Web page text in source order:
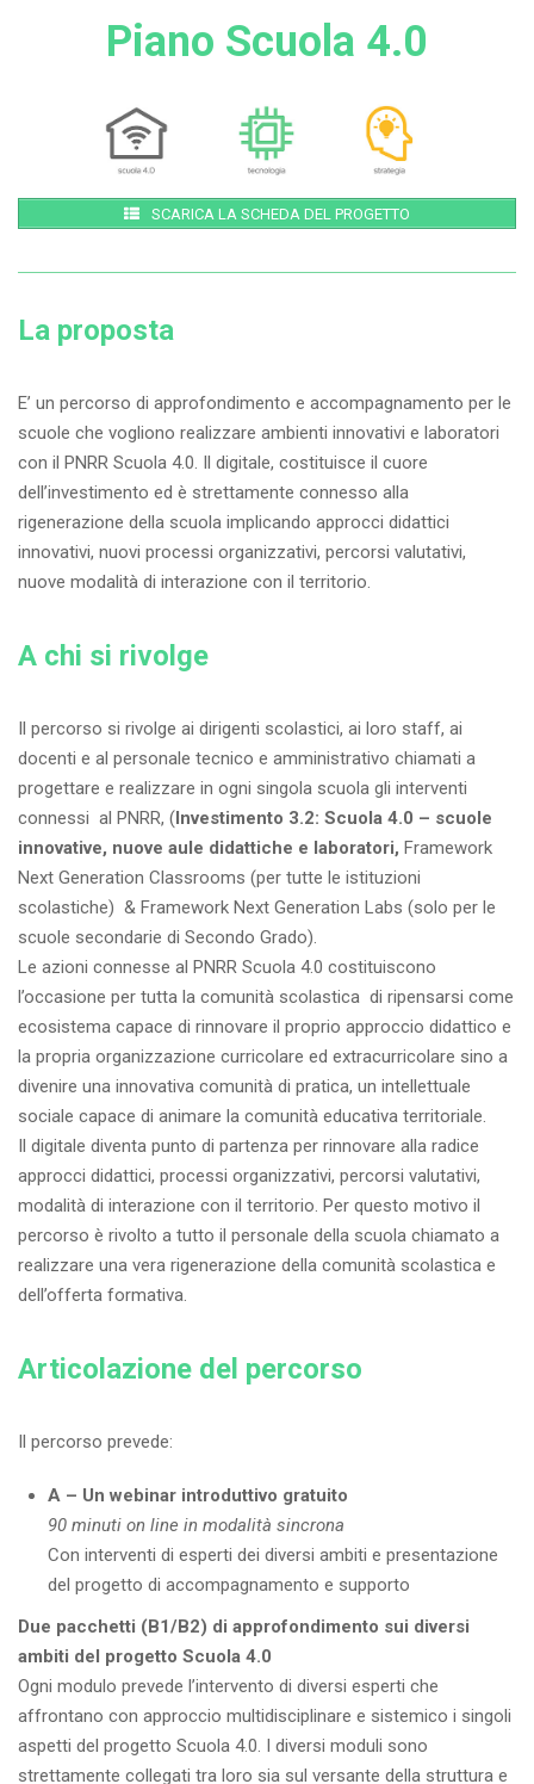
Piano Scuola 4.0
SCARICA LA SCHEDA DEL PROGETTO
La proposta
E’ un percorso di approfondimento e accompagnamento per le
scuole che vogliono realizzare ambienti innovativi e laboratori
con il PNRR Scuola 4.0. Il digitale, costituisce il cuore
dell’investimento ed è strettamente connesso alla
rigenerazione della scuola implicando approcci didattici
innovativi, nuovi processi organizzativi, percorsi valutativi,
nuove modalità di interazione con il territorio.
A chi si rivolge
Il percorso si rivolge ai dirigenti scolastici, ai loro staff, ai
docenti e al personale tecnico e amministrativo chiamati a
progettare e realizzare in ogni singola scuola gli interventi
connessi al PNRR, (Investimento 3.2: Scuola 4.0 – scuole
innovative, nuove aule didattiche e laboratori, Framework
Next Generation Classrooms (per tutte le istituzioni
scolastiche) & Framework Next Generation Labs (solo per le
scuole secondarie di Secondo Grado).
Le azioni connesse al PNRR Scuola 4.0 costituiscono
l’occasione per tutta la comunità scolastica di ripensarsi come
ecosistema capace di rinnovare il proprio approccio didattico e
la propria organizzazione curricolare ed extracurricolare sino a
divenire una innovativa comunità di pratica, un intellettuale
sociale capace di animare la comunità educativa territoriale.
Il digitale diventa punto di partenza per rinnovare alla radice
approcci didattici, processi organizzativi, percorsi valutativi,
modalità di interazione con il territorio. Per questo motivo il
percorso è rivolto a tutto il personale della scuola chiamato a
realizzare una vera rigenerazione della comunità scolastica e
dell’offerta formativa.
Articolazione del percorso
Il percorso prevede:
A – Un webinar introduttivo gratuito
90 minuti on line in modalità sincrona
Con interventi di esperti dei diversi ambiti e presentazione
del progetto di accompagnamento e supporto
Due pacchetti (B1/B2) di approfondimento sui diversi
ambiti del progetto Scuola 4.0
Ogni modulo prevede l’intervento di diversi esperti che
affrontano con approccio multidisciplinare e sistemico i singoli
aspetti del progetto Scuola 4.0. I diversi moduli sono
strettamente collegati tra loro sia sul versante della struttura e